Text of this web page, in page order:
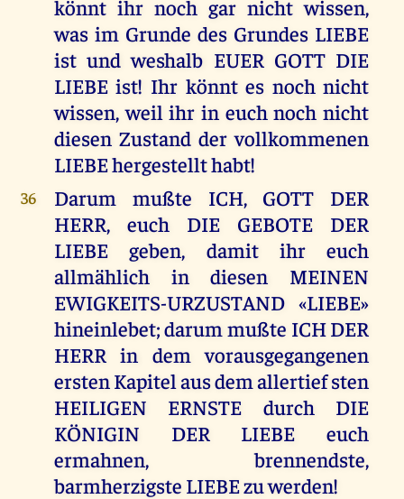
könnt ihr noch gar nicht wissen,
was im Grunde des Grundes LIEBE
ist und weshalb EUER GOTT DIE
LIEBE ist! Ihr könnt es noch nicht
wissen, weil ihr in euch noch nicht
diesen Zustand der vollkommenen
LIEBE hergestellt habt!
36
Darum mußte ICH, GOTT DER
HERR, euch DIE GEBOTE DER
LIEBE geben, damit ihr euch
allmählich in diesen MEINEN
EWIGKEITS-URZUSTAND «LIEBE»
hineinlebet; darum mußte ICH DER
HERR in dem vorausgegangenen
ersten Kapitel aus dem allertief sten
HEILIGEN ERNSTE durch DIE
KÖNIGIN DER LIEBE euch
ermahnen, brennendste,
barmherzigste LIEBE zu werden!